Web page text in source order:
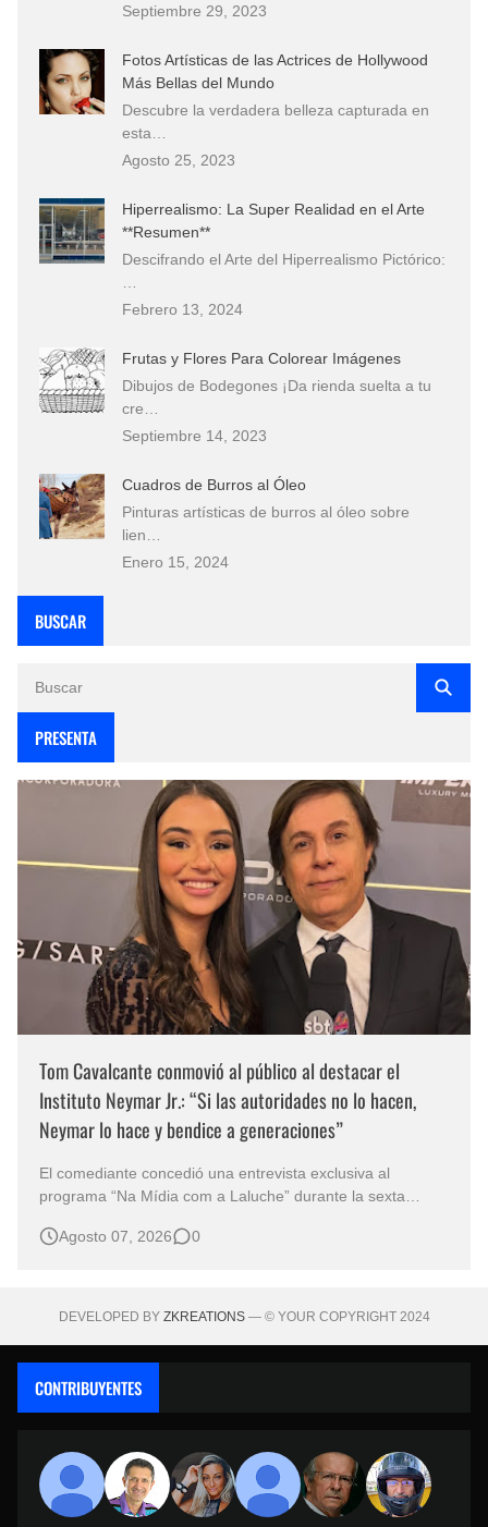
Septiembre 29, 2023
Fotos Artísticas de las Actrices de Hollywood
Más Bellas del Mundo
Descubre la verdadera belleza capturada en
esta…
Agosto 25, 2023
Hiperrealismo: La Super Realidad en el Arte
**Resumen**
Descifrando el Arte del Hiperrealismo Pictórico:
Febrero 13, 2024
Frutas y Flores Para Colorear Imágenes
Dibujos de Bodegones ¡Da rienda suelta a tu
cre…
Septiembre 14, 2023
Cuadros de Burros al Óleo
Pinturas artísticas de burros al óleo sobre
lien…
Enero 15, 2024
BUSCAR
PRESENTA
Tom Cavalcante conmovió al público al destacar el
Instituto Neymar Jr.: “Si las autoridades no lo hacen,
Neymar lo hace y bendice a generaciones”
El comediante concedió una entrevista exclusiva al
programa “Na Mídia com a Laluche” durante la sexta
eventos benéficos más importantes de Brasil. En medio del
Agosto 07, 2026 0
DEVELOPED BY ZKREATIONS— © YOUR COPYRIGHT 2024
CONTRIBUYENTES